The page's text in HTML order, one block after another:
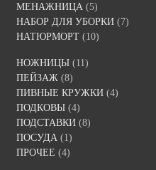
МЕНАЖНИЦА (5)
НАБОР ДЛЯ УБОРКИ (7)
НАТЮРМОРТ (10)
НОЖНИЦЫ (11)
ПЕЙЗАЖ (8)
ПИВНЫЕ КРУЖКИ (4)
ПОДКОВЫ (4)
ПОДСТАВКИ (8)
ПОСУДА (1)
ПРОЧЕЕ (4)